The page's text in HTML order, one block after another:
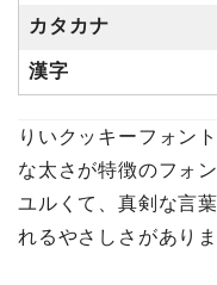
カタカナ
漢字
りいクッキーフォン
な太さが特徴のフォ
ユルくて、真剣な言
れるやさしさがありま